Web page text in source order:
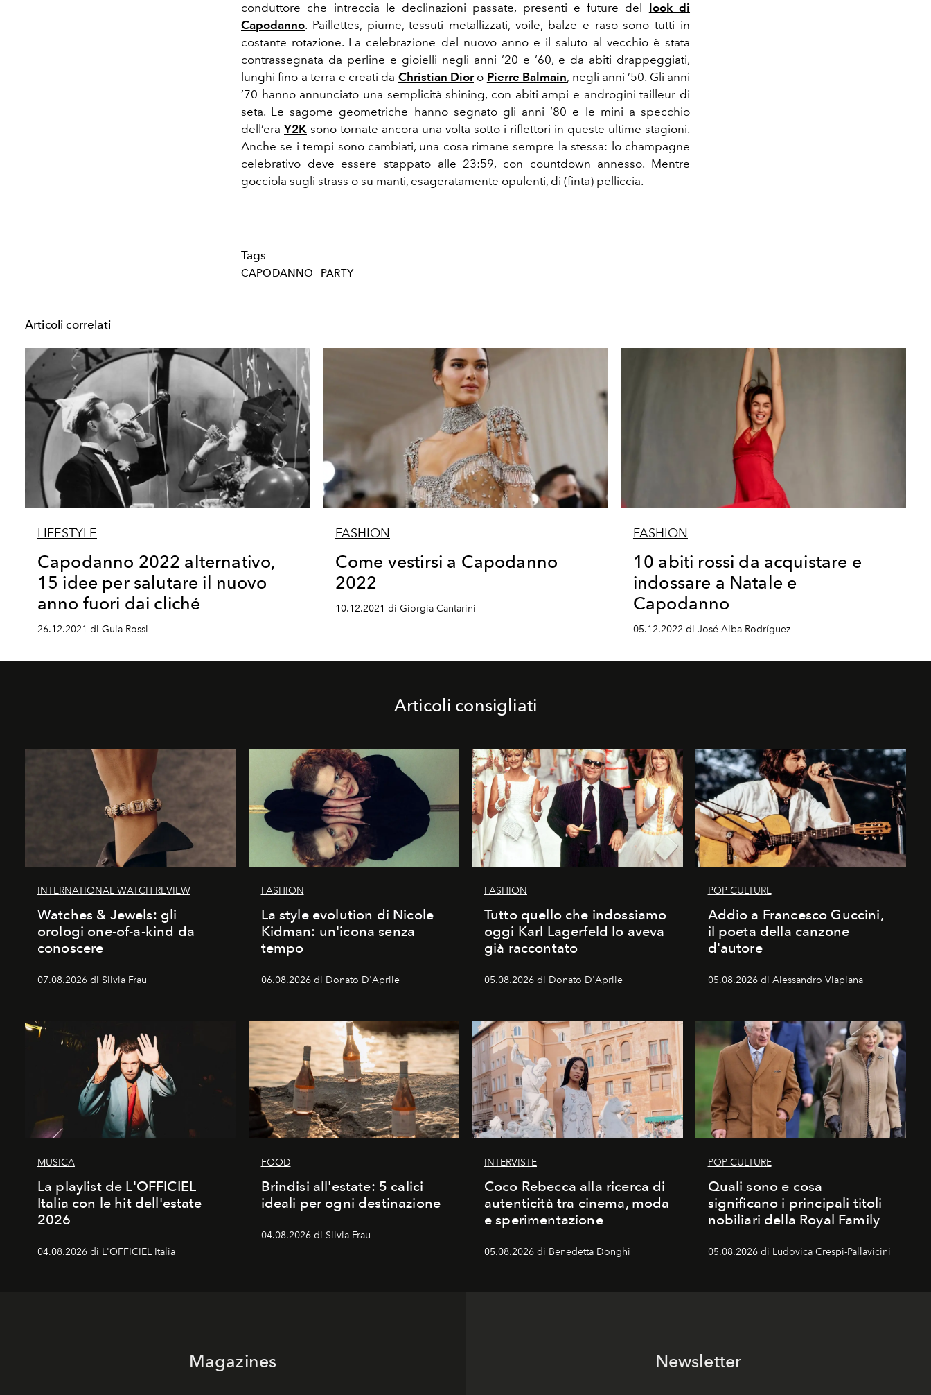
conduttore che intreccia le declinazioni passate, presenti e future del
look di
Capodanno. Paillettes, piume, tessuti metallizzati, voile, balze e raso sono tutti in
costante rotazione. La celebrazione del nuovo anno e il saluto al vecchio è stata
contrassegnata da perline e gioielli negli anni ’20 e ’60, e da abiti drappeggiati,
lunghi fino a terra e creati da Christian Dioro Pierre Balmain, negli anni’50. Gli anni
’70 hanno annunciato una semplicità shining, con abiti ampi e androgini tailleur di
seta. Le sagome geometriche hanno segnato gli anni ’80 e le mini a specchio
dell ’era Y2K sono tornate ancora una volta sotto i riflettori in queste ultime stagioni.
Anche se i tempi sono cambiati, una cosa rimane sempre la stessa: lo champagne
celebrativo deve essere stappato alle 23:59, con countdown annesso. Mentre
gocciola sugli strass o su manti, esageratamente opulenti, di (finta) pelliccia.
Tags
CAPODANNO PARTY
Articoli correlati
LIFESTYLE
Capodanno 2022 alternativo,
15 idee per salutare il nuovo
anno fuori dai cliché
26.12.2021 di Guia Rossi
FASHION
Come vestirsi a Capodanno
2022
10.12.2021 di Giorgia Cantarini
FASHION
10 abiti rossi da acquistare e
indossare a Natale e
Capodanno
05.12.2022 di José Alba Rodríguez
Articoli consigliati
INTERNATIONAL WATCH REVIEW
Watches & Jewels: gli
orologi one-of-a-kind da
conoscere
07.08.2026 di Silvia Frau
FASHION
La style evolution di Nicole
Kidman: un'icona senza
tempo
06.08.2026 di Donato D'Aprile
FASHION
Tutto quello che indossiamo
oggi Karl Lagerfeld lo aveva
già raccontato
05.08.2026 di Donato D'Aprile
POP CULTURE
Addio a Francesco Guccini,
il poeta della canzone
d'autore
05.08.2026 di Alessandro Viapiana
MUSICA
La playlist de L'OFFICIEL
Italia con le hit dell'estate
2026
04.08.2026 di L'OFFICIEL Italia
FOOD
Brindisi all'estate: 5 calici
ideali per ogni destinazione
04.08.2026 di Silvia Frau
INTERVISTE
Coco Rebecca alla ricerca di
autenticità tra cinema, moda
e sperimentazione
05.08.2026 di Benedetta Donghi
POP CULTURE
Quali sono e cosa
significano i principali titoli
nobiliari della Royal Family
05.08.2026 di Ludovica Crespi-Pallavicini
Magazines Newsletter